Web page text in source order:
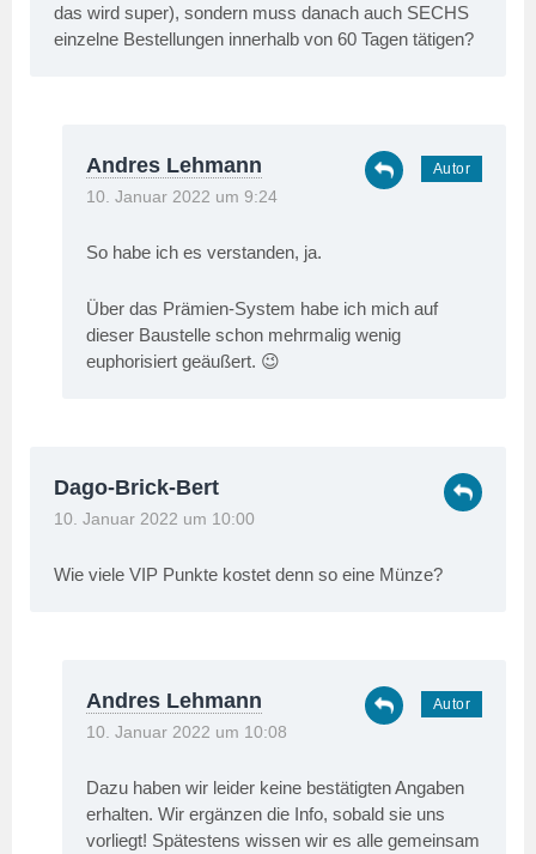
das wird super), sondern muss danach auch SECHS
einzelne Bestellungen innerhalb von 60 Tagen tätigen?
Andres Lehmann
10. Januar 2022 um 9:24
So habe ich es verstanden, ja.
Über das Prämien-System habe ich mich auf
dieser Baustelle schon mehrmalig wenig
euphorisiert geäußert. 😉
Dago-Brick-Bert
10. Januar 2022 um 10:00
Wie viele VIP Punkte kostet denn so eine Münze?
Andres Lehmann
10. Januar 2022 um 10:08
Dazu haben wir leider keine bestätigten Angaben
erhalten. Wir ergänzen die Info, sobald sie uns
vorliegt! Spätestens wissen wir es alle gemeinsam